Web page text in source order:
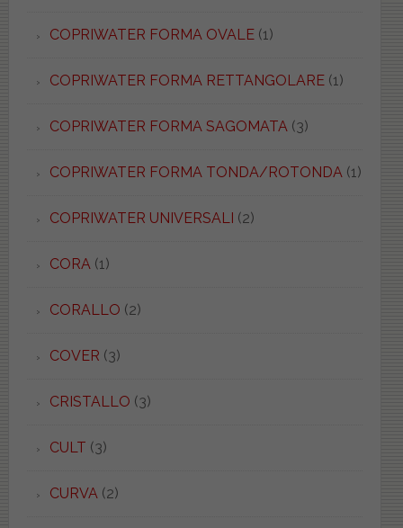
COPRIWATER FORMA OVALE(1)
COPRIWATER FORMA RETTANGOLARE(1)
COPRIWATER FORMA SAGOMATA (3)
COPRIWATER FORMA TONDA/ROTONDA (1)
COPRIWATER UNIVERSALI (2)
CORA (1)
CORALLO (2)
COVER (3)
CRISTALLO (3)
CULT (3)
CURVA (2)